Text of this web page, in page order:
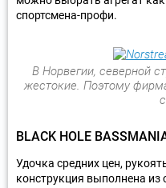
спортсмена-профи.
В Норвегии, северной
жестокие. Поэтому
BLACK HOLE
Удочка средних цен,
конструкция выполнена из